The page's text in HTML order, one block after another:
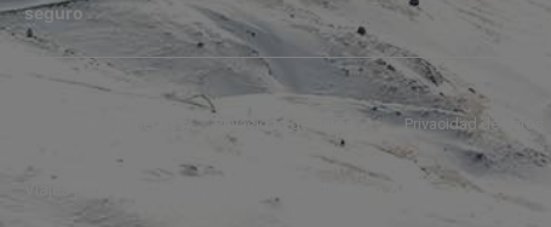
seguro
Privacidad de datos Privacidad de datos